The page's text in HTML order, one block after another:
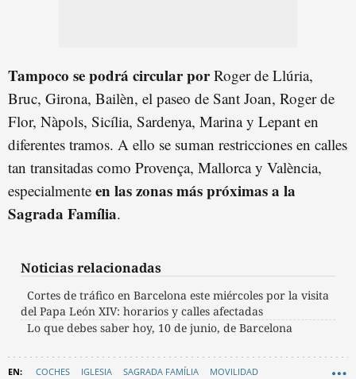
Tampoco se podrá circular porRoger de Llúria,
Bruc, Girona, Bailèn, el paseo de Sant Joan, Roger de
Flor, Nàpols, Sicília, Sardenya, Marina y Lepant en
diferentes tramos. A ello se suman restricciones en calles
tan transitadas como Provença, Mallorca y València,
especialmente en las zonas más próximas a la
Sagrada Família.
Noticias relacionadas
Cortes de tráfico en Barcelona este miércoles por la visita
del Papa León XIV: horarios y calles afectadas
Lo que debes saber hoy, 10 de junio, de Barcelona
COCHES IGLESIA SAGRADA FAMÍLIA MOVILIDAD